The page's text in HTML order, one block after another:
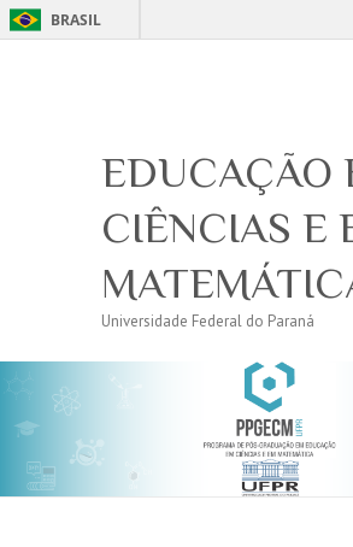
BRASIL
EDUCAÇÃO
CIÊNCIAS E
Universidade Federal do Paraná